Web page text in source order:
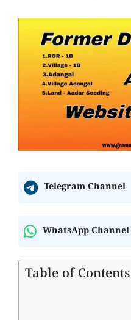
Telegram Channel
WhatsApp Channel
Table of Contents